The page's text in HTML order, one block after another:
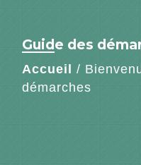
Guide des
Accueil /
démarches